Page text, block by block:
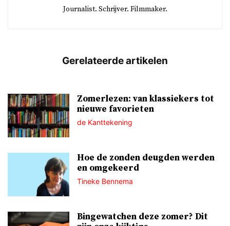
Journalist. Schrijver. Filmmaker.
Zomerlezen: van klassiekers tot
nieuwe favorieten
de Kanttekening
Hoe de zonden deugden werden
en omgekeerd
Tineke Bennema
Bingewatchen deze zomer? Dit